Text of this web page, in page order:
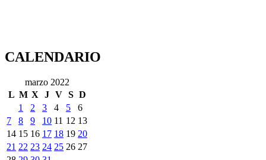
CALENDARIO
marzo 2022
L M X J V S D
1
2 3 4 5
6
7
8 9 10 11 12 13
14 15 16 17 18 19 20
21 22 23 24 25 26 27